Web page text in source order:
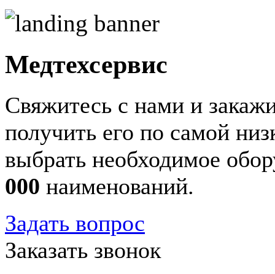
Медтехсервис
Свяжитесь с нами и
получить его по самой
выбрать необходимое
000 наименований.
Задать вопрос
Заказать звонок